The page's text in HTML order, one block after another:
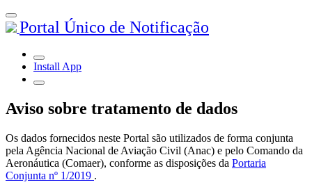
Portal Único de Notificação
Install App
Aviso sobre tratamento de dados
Os dados fornecidos neste Portal são utilizados de forma conjunta
pela Agência Nacional de Aviação Civil (Anac) e pelo Comando da
Aeronáutica (Comaer), conforme as disposições da Portaria
Conjunta nº 1/2019 .